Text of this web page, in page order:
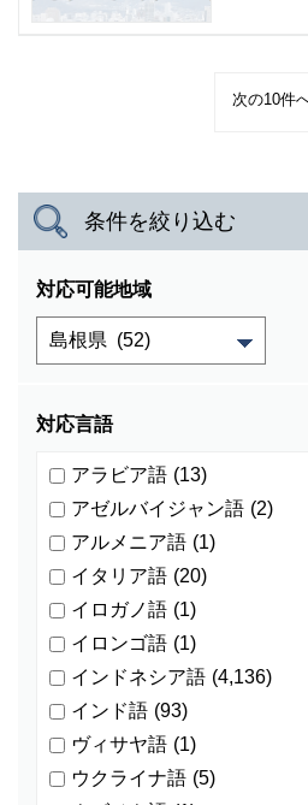
条件を絞り込む
対応可能地域
対応言語
アラビア語 (13)
アゼルバイジャン語 (2)
アルメニア語 (1)
イタリア語 (20)
イロガノ語 (1)
イロンゴ語 (1)
インドネシア語 (4,136)
インド語 (93)
ヴィサヤ語 (1)
ウクライナ語 (5)